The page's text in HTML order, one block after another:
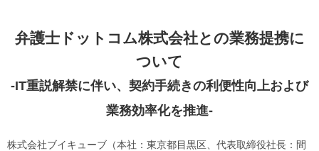
弁護士ドットコム株式会社との業務提携に
ついて
-IT重説解禁に伴い、契約手続きの利便性向上および
業務効率化を推進-
株式会社ブイキューブ（本社：東京都目黒区、代表取締役社長：間